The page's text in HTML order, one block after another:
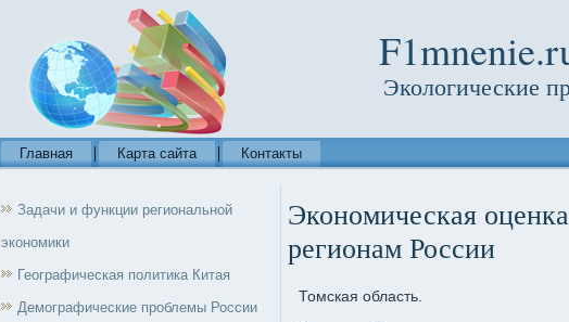
Экологические
Главная Карта сайта Контакты
Задачи и функции региональной
экономики
Географическая политика Китая
Демографические проблемы России
Экономическая
регионам России
Томская область.